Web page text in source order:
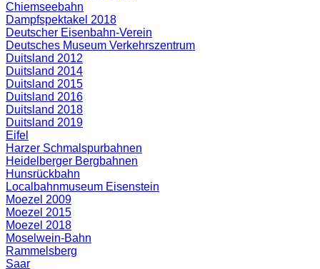
Chiemseebahn
Dampfspektakel 2018
Deutscher Eisenbahn-Verein
Deutsches Museum Verkehrszentrum
Duitsland 2012
Duitsland 2014
Duitsland 2015
Duitsland 2016
Duitsland 2018
Duitsland 2019
Eifel
Harzer Schmalspurbahnen
Heidelberger Bergbahnen
Hunsrückbahn
Localbahnmuseum Eisenstein
Moezel 2009
Moezel 2015
Moezel 2018
Moselwein-Bahn
Rammelsberg
Saar